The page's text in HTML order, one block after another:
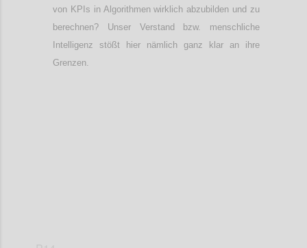
von KPIs in Algorithmen wirklich abzubilden und zu
berechnen? Unser Verstand bzw. menschliche
Intelligenz stößt hier nämlich ganz klar an ihre
Grenzen.